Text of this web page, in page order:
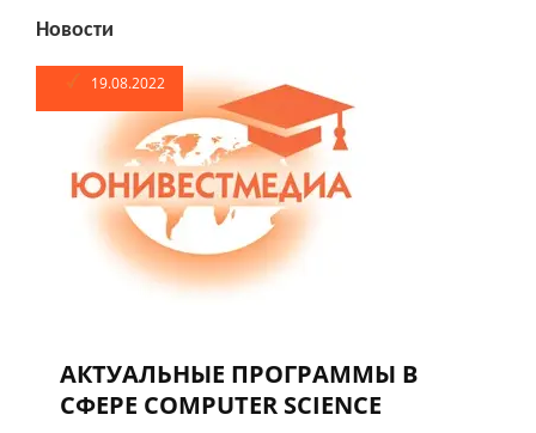
Новости
19.08.2022
АКТУАЛЬНЫЕ ПРОГРАММЫ В
СФЕРЕ COMPUTER SCIENCE